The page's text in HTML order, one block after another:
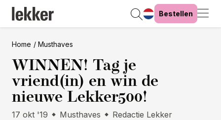
Bestellen
Home Musthaves
WINNEN! Tag je
vriend(in) en win de
nieuwe Lekker500!
17 okt '19 Musthaves Redactie Lekker